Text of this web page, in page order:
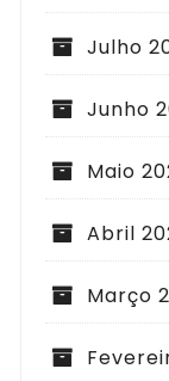
Julho
Junho
Maio
Abril
Março